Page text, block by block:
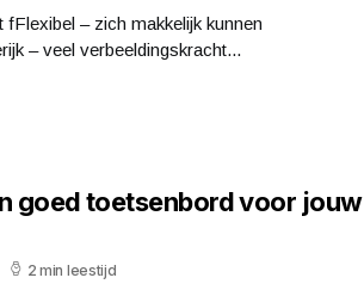
fFlexibel – zich makkelijk kunnen
– veel verbeeldingskracht...
goed toetsenbord voor jouw
2 min leestijd